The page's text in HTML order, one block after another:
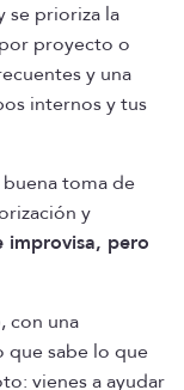
se prioriza la
proyecto o
y una
internos y tus
toma de
y
improvisa, pero
, con una
que sabe lo que
vienes a ayudar